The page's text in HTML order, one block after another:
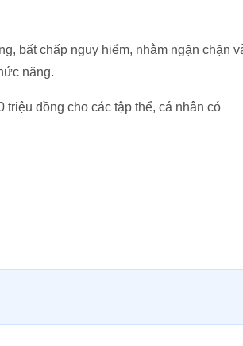
bất chấp nguy hiểm, nhằm ngặn chặn
năng.
đồng cho các tập thể, cá nhân có